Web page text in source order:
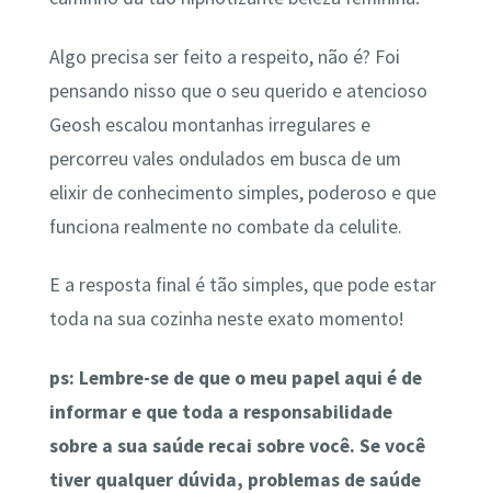
Algo precisa ser feito a respeito, não é? Foi
pensando nisso que o seu querido e atencioso
Geosh escalou montanhas irregulares e
percorreu vales ondulados em busca de um
elixir de conhecimento simples, poderoso e que
funciona realmente no combate da celulite.
E a resposta final é tão simples, que pode estar
toda na sua cozinha neste exato momento!
ps: Lembre-se de que o meu papel aqui é de
informar e que toda a responsabilidade
sobre a sua saúde recai sobre você. Se você
tiver qualquer dúvida, problemas de saúde